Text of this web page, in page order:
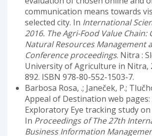
communication means towards
selected city. In International
2016. The Agri-Food Value Chain:
Natural Resources Management
Conference proceedings. Nitra :
University of Agriculture in Nitra,
892. ISBN 978-80-552-1503-7.
Barbosa Rosa, .; Janeček, P.;
Appeal of Destination web pages:
Exploratory Eye tracking study on
In Proceedings of The 27th
Business Information